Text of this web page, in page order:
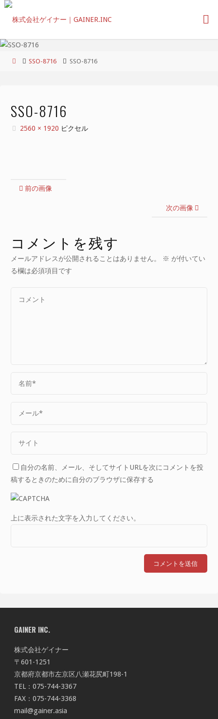
コ
ン
ホ
SSO-8716 SSO-8716
SSO-8716
フ
2560 × 1920 ピクセル
前の画像
次の画像
コメントを残す
メールアドレスが公開されることはありません。 ※ が付いてい
る欄は必須項目です
自分の名前、メール、そしてサイトURLを次にコメントを投
稿するときのために自分のブラウザに保存する
上に表示された文字を入力してください。
GAINER INC.
株式会社ゲイナー
〒601-1251
京都府京都市左京区八瀬花尻町198-1
TEL：075-744-3367
FAX：075-744-3368
mail@gainer.asia